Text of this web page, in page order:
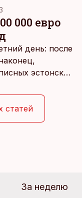
000 евро
день: после
эстонских
закаленный
города
в воду.
статей
За неделю